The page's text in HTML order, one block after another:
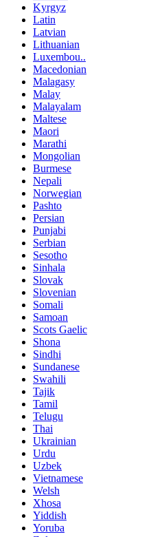
Kyrgyz
Latin
Latvian
Lithuanian
Luxembou..
Macedonian
Malagasy
Malay
Malayalam
Maltese
Maori
Marathi
Mongolian
Burmese
Nepali
Norwegian
Pashto
Persian
Punjabi
Serbian
Sesotho
Sinhala
Slovak
Slovenian
Somali
Samoan
Scots Gaelic
Shona
Sindhi
Sundanese
Swahili
Tajik
Tamil
Telugu
Thai
Ukrainian
Urdu
Uzbek
Vietnamese
Welsh
Xhosa
Yiddish
Yoruba